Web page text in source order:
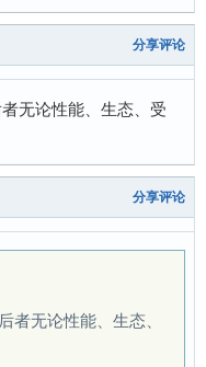
分享评论
无论性能、生态、受
分享评论
者无论性能、生态、